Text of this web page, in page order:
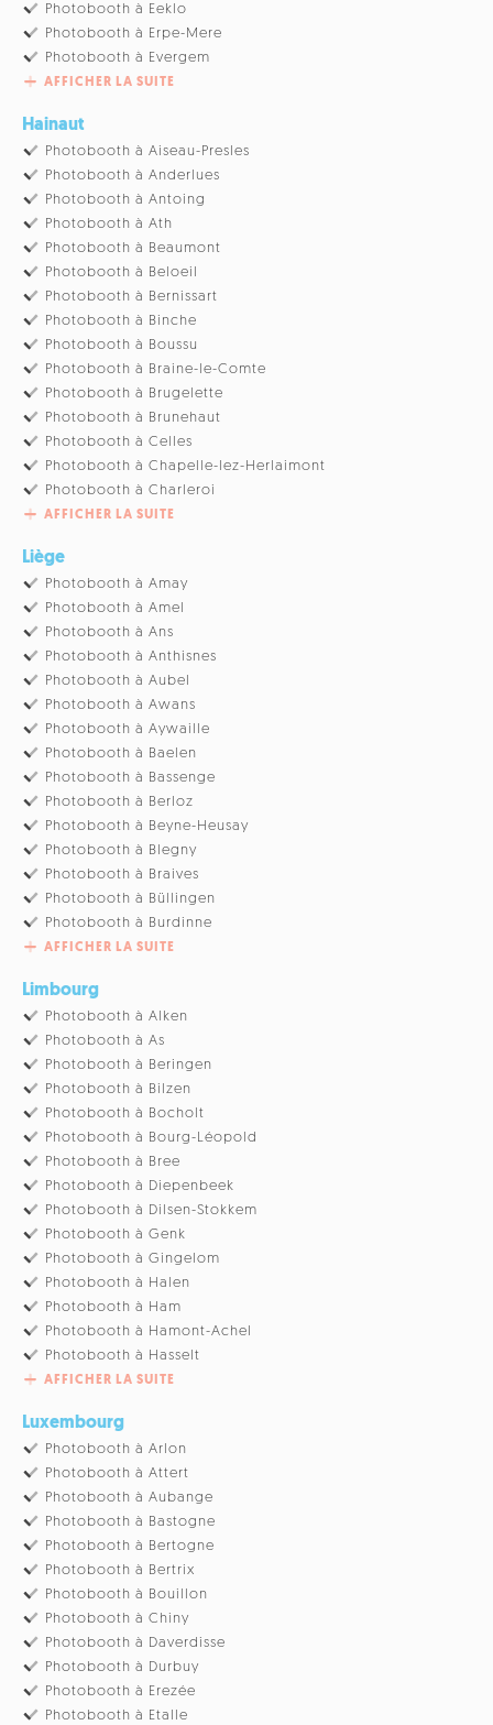
Photobooth à Eeklo
Photobooth à Erpe-Mere
Photobooth à Evergem
AFFICHER LA SUITE
Hainaut
Photobooth à Aiseau-Presles
Photobooth à Anderlues
Photobooth à Antoing
Photobooth à Ath
Photobooth à Beaumont
Photobooth à Beloeil
Photobooth à Bernissart
Photobooth à Binche
Photobooth à Boussu
Photobooth à Braine-le-Comte
Photobooth à Brugelette
Photobooth à Brunehaut
Photobooth à Celles
Photobooth à Chapelle-lez-Herlaimont
Photobooth à Charleroi
AFFICHER LA SUITE
Liège
Photobooth à Amay
Photobooth à Amel
Photobooth à Ans
Photobooth à Anthisnes
Photobooth à Aubel
Photobooth à Awans
Photobooth à Aywaille
Photobooth à Baelen
Photobooth à Bassenge
Photobooth à Berloz
Photobooth à Beyne-Heusay
Photobooth à Blegny
Photobooth à Braives
Photobooth à Büllingen
Photobooth à Burdinne
AFFICHER LA SUITE
Limbourg
Photobooth à Alken
Photobooth à As
Photobooth à Beringen
Photobooth à Bilzen
Photobooth à Bocholt
Photobooth à Bourg-Léopold
Photobooth à Bree
Photobooth à Diepenbeek
Photobooth à Dilsen-Stokkem
Photobooth à Genk
Photobooth à Gingelom
Photobooth à Halen
Photobooth à Ham
Photobooth à Hamont-Achel
Photobooth à Hasselt
AFFICHER LA SUITE
Luxembourg
Photobooth à Arlon
Photobooth à Attert
Photobooth à Aubange
Photobooth à Bastogne
Photobooth à Bertogne
Photobooth à Bertrix
Photobooth à Bouillon
Photobooth à Chiny
Photobooth à Daverdisse
Photobooth à Durbuy
Photobooth à Erezée
Photobooth à Etalle